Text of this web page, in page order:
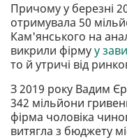
Причому у березні
отримувала 50
Кам'янського на
викрили фірмуу
то й утричі від
З 2019 року Вадим
342 мільйони
фірма чоловіка
витягла з бюджету